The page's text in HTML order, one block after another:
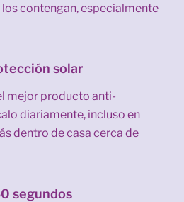
contengan, especialmente
solar
mejor producto anti-
diariamente, incluso en
dentro de casa cerca de
segundos